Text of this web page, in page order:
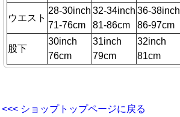
ウエスト
28-30inch
71-76cm
32-34inch
81-86cm
36-38inch
86-97cm
股下
30inch
76cm
31inch
79cm
32inch
81cm
<<< ショップトップページに戻る